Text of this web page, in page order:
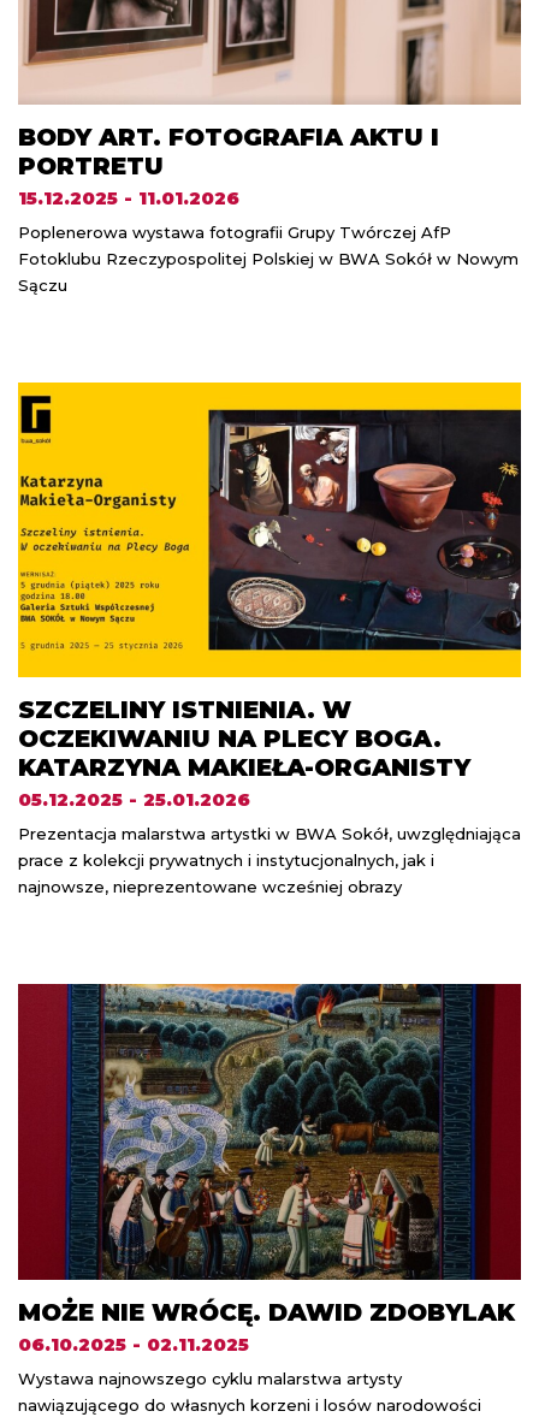
BODY ART. FOTOGRAFIA AKTU I
PORTRETU
15.12.2025 - 11.01.2026
Poplenerowa wystawa fotografii Grupy Twórczej AfP
Fotoklubu Rzeczypospolitej Polskiej w BWA Sokół w Nowym
Sączu
SZCZELINY ISTNIENIA. W
OCZEKIWANIU NA PLECY BOGA.
KATARZYNA MAKIEŁA-ORGANISTY
05.12.2025 - 25.01.2026
Prezentacja malarstwa artystki w BWA Sokół, uwzględniająca
prace z kolekcji prywatnych i instytucjonalnych, jak i
najnowsze, nieprezentowane wcześniej obrazy
MOŻE NIE WRÓCĘ. DAWID ZDOBYLAK
06.10.2025 - 02.11.2025
Wystawa najnowszego cyklu malarstwa artysty
nawiązującego do własnych korzeni i losów narodowości